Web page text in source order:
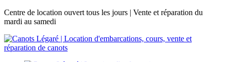
Centre de location ouvert tous les jours | Vente et réparation du
mardi au samedi